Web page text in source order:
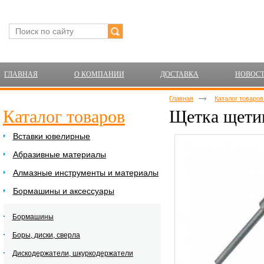
ГЛАВНАЯ О КОМПАНИИ ДОСТАВКА
Каталог товаров
Вставки ювелирные
Абразивные материалы
Алмазные инструменты и материалы
Бормашины и аксессуары
Бормашины
Боры, диски, сверла
Дискодержатели, шкуркодержатели
Главная Каталог
Щетка